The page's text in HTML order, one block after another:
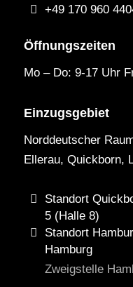
+49 170 960
Öffnungszeiten
Mo – Do: 9-17 Uhr
Einzugsgebiet
Norddeutscher
Ellerau, Quickborn,
Standort
5 (Halle 8)
Standort
Hamburg
Zweigstelle